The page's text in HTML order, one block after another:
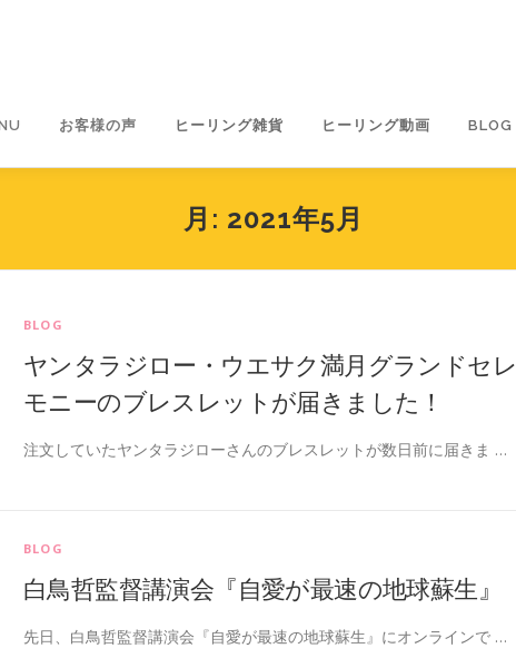
お客様の声 ヒーリング雑貨 ヒーリング動画 BLOG
月: 2021年5月
BLOG
ヤンタラジロー・ウエサク満月グランドセレ
モニーのブレスレットが届きました！
注文していたヤンタラジローさんのブレスレットが数日前に届きま …
BLOG
白鳥哲監督講演会『自愛が最速の地球蘇生』
先日、白鳥哲監督講演会『自愛が最速の地球蘇生』にオンラインで …